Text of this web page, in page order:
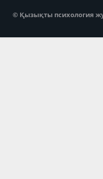
© Қызықты психология